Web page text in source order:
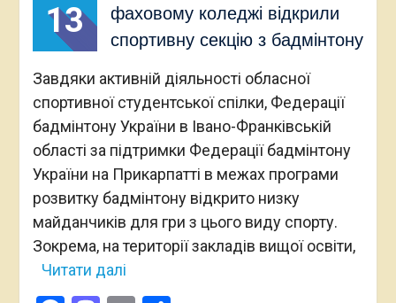
13
фаховому коледжі відкрили
спортивну секцію з бадмінтону
Завдяки активній діяльності обласної
спортивної студентської спілки, Федерації
бадмінтону України в Івано-Франківській
області за підтримки Федерації бадмінтону
України на Прикарпатті в межах програми
розвитку бадмінтону відкрито низку
майданчиків для гри з цього виду спорту.
Зокрема, на території закладів вищої освіти,
Читати далі